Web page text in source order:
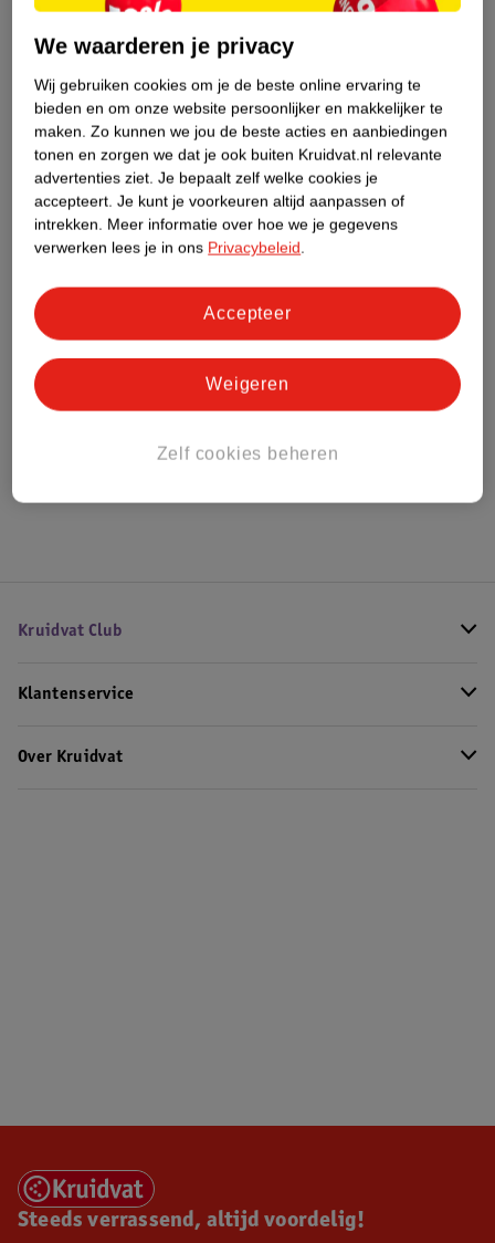
Over dit product
Nature Impact Score
Dit product heeft (nog) geen Nature
Impact Score.
Meer informatie
Bestel & Bezorginformatie
Bekijk ook
Kruidvat Club
Klantenservice
Over Kruidvat
Steeds verrassend, altijd voordelig!
We waarderen je privacy
Wij gebruiken cookies om je de beste online ervaring te
bieden en om onze website persoonlijker en makkelijker te
maken. Zo kunnen we jou de beste acties en aanbiedingen
tonen en zorgen we dat je ook buiten Kruidvat.nl relevante
advertenties ziet. Je bepaalt zelf welke cookies je
accepteert. Je kunt je voorkeuren altijd aanpassen of
intrekken. Meer informatie over hoe we je gegevens
verwerken lees je in ons Privacybeleid.
Zelf cookies beheren
Weigeren
Accepteer